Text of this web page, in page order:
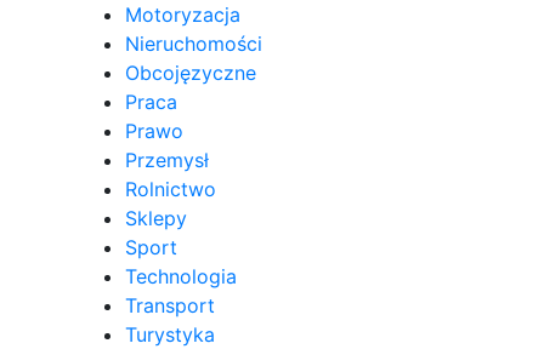
Motoryzacja
Nieruchomości
Obcojęzyczne
Praca
Prawo
Przemysł
Rolnictwo
Sklepy
Sport
Technologia
Transport
Turystyka